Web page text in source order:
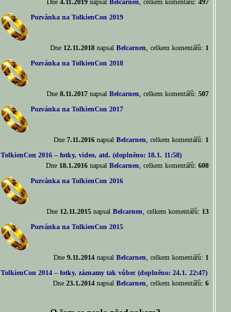
Dne 4.11.2019napsal Belcarnen , celkem komentářů: 497
Pozvánka na TolkienCon 2019
Dne 12.11.2018napsal Belcarnen , celkem komentářů: 1
Pozvánka na TolkienCon 2018
Dne 8.11.2017napsal Belcarnen , celkem komentářů: 507
Pozvánka na TolkienCon 2017
Dne 7.11.2016napsal Belcarnen , celkem komentářů: 1
TolkienCon 2016 – fotky, video, atd. (doplněno: 18.1. 11:58)
Dne 18.1.2016napsal Belcarnen , celkem komentářů: 608
Pozvánka na TolkienCon 2016
Dne 12.11.2015napsal Belcarnen , celkem komentářů: 13
Pozvánka na TolkienCon 2015
Dne 9.11.2014napsal Belcarnen , celkem komentářů: 1
TolkienCon 2014 – fotky, záznamy tak vůbec (doplněno: 24.1. 22:47)
Dne 23.1.2014napsal Belcarnen , celkem komentářů: 6